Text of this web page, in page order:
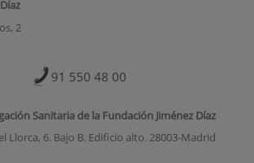
2
91 550 48 00
Sanitaria de la Fundación Jiménez Díaz
Llorca, 6. Bajo B. Edificio alto. 28003-Madrid